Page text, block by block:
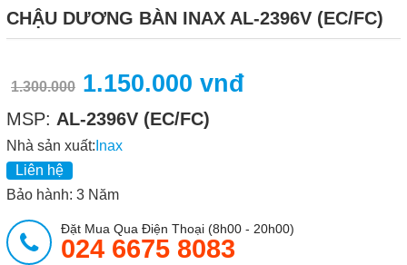
CHẬU DƯƠNG BÀN INAX AL-2396V (EC/FC)
1.300.000 1.150.000 vnđ
MSP: AL-2396V (EC/FC)
Nhà sản xuất: Inax
Liên hệ
Bảo hành: 3 Năm
Đặt Mua Qua Điện Thoại (8h00 - 20h00)
024 6675 8083